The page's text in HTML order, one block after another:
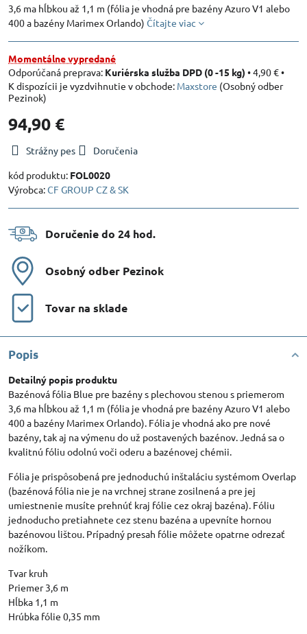
3,6 ma hĺbkou až 1,1 m (fólia je vhodná pre bazény Azuro V1 alebo
400 a bazény Marimex Orlando) Čítajte viac
Momentálne vypredané
Kuriérska služba DPD (0 -15 kg) •4,90 €•
Maxstore (Osobný odber
Pezinok)
94,90 €
Strážny pes
Doručenia
kód produktu: FOL0020
Výrobca:CF GROUP CZ & SK
Doručenie do 24 hod​.
Osobný odber Pezinok
Tovar na sklade
Popis
Detailný popis produktu
Bazénová fólia Blue pre bazény s plechovou stenou s priemerom
3,6 ma hĺbkou až 1,1 m (fólia je vhodná pre bazény Azuro V1 alebo
400 a bazény Marimex Orlando). Fólia je vhodná ako pre nové
bazény, tak aj na výmenu do už postavených bazénov. Jedná sa o
kvalitnú fóliu odolnú voči oderu a bazénovej chémii.
Fólia je prispôsobená pre jednoduchú inštaláciu systémom Overlap
(bazénová fólia nie je na vrchnej strane zosilnená a pre jej
umiestnenie musíte prehnúť kraj fólie cez okraj bazéna). Fóliu
jednoducho pretiahnete cez stenu bazéna a upevníte hornou
bazénovou lištou. Prípadný presah fólie môžete opatrne odrezať
nožíkom.
Tvar kruh
Priemer 3,6 m
Hĺbka 1,1 m
Hrúbka fólie 0,35 mm